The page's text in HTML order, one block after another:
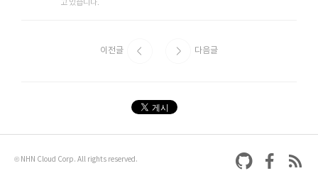
이전글 다음글
© NHN Cloud Corp. All rights reserved.